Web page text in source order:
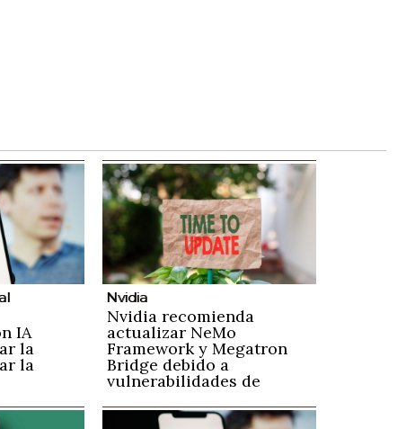
IA
la
la
Nvidia
Nvidia recomienda
actualizar NeMo
Framework y Megatron
Bridge debido a
vulnerabilidades de